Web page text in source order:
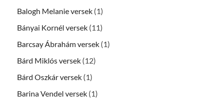
Balogh Melanie versek (1)
Bányai Kornél versek (11)
Barcsay Ábrahám versek (1)
Bárd Miklós versek (12)
Bárd Oszkár versek (1)
Barina Vendel versek (1)